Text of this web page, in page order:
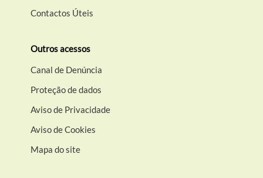
Contactos Úteis
Outros acessos
Canal de Denúncia
Proteção de dados
Aviso de Privacidade
Aviso de Cookies
Mapa do site